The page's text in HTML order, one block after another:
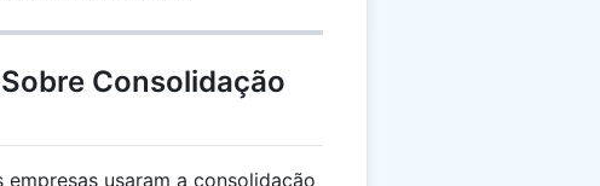
Consolidação
empresas usaram a consolidação